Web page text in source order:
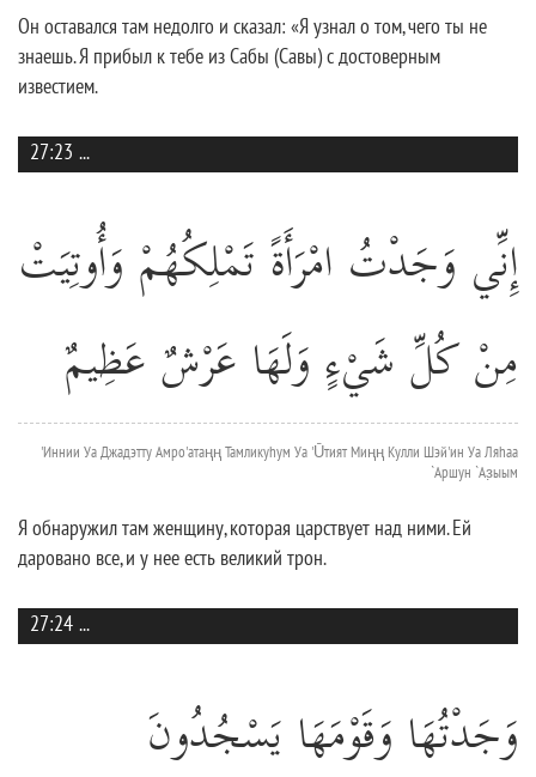
Он оставался там недолго и сказал: «Я узнал о том, чего ты не
знаешь. Я прибыл к тебе из Сабы (Савы) с достоверным
известием.
27:23 ...
إِنِّي وَجَدْتُ امْرَأَةً تَمْلِكُهُمْ وَأُوتِيَتْ
مِنْ كُلِّ شَيْءٍ وَلَهَا عَرْشٌ عَظِيمٌ
'Иннии Уа Джадэтту Амро'атаңң Тамликуhум Уа 'Ūтият Миңң Кулли Шэй'ин Уа Ляhаа
`Аршун `Аз̣ыым
Я обнаружил там женщину, которая царствует над ними. Ей
даровано все, и у нее есть великий трон.
27:24 ...
وَجَدْتُهَا وَقَوْمَهَا يَسْجُدُونَ